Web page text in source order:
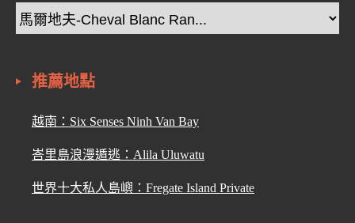
推薦地點
越南：Six Senses Ninh Van Bay
峇里島浪漫遁逃：Alila Uluwatu
世界十大私人島嶼：Fregate Island Private